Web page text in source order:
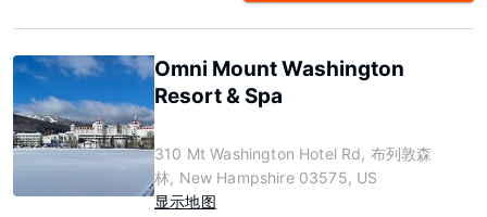
Omni Mount Washington
Resort & Spa
310 Mt Washington Hotel Rd, 布列敦森
林, New Hampshire 03575, US
显示地图